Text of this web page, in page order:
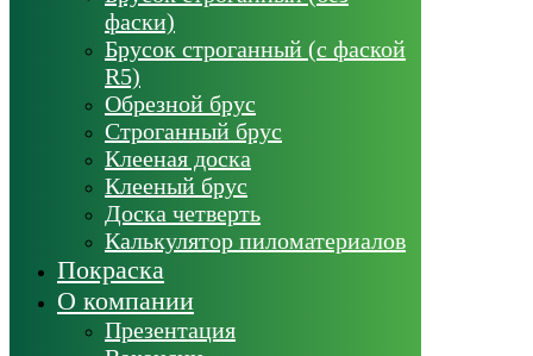
фаски)
Брусок строганный (с фаской
R5)
Обрезной брус
Строганный брус
Клееная доска
Клееный брус
Доска четверть
Калькулятор пиломатериалов
Покраска
О компании
Презентация